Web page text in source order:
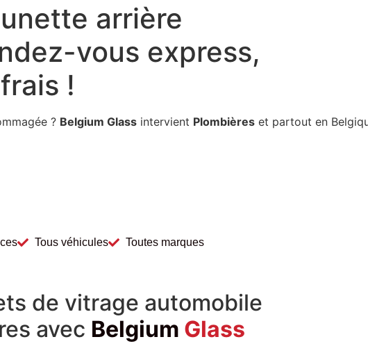
arrière
vous express,
!
? Belgium Glass intervient Plombières et partout en
Tous véhicules Toutes marques
de vitrage automobile
avec Belgium Glass